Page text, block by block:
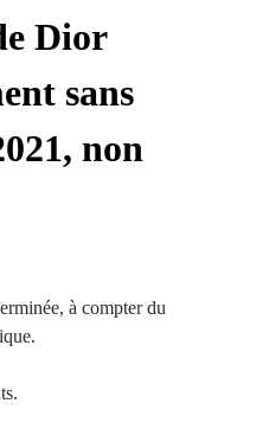
Dior
sans
non
à compter du